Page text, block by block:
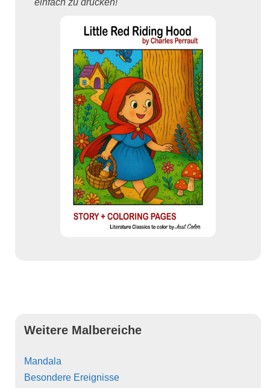
einfach zu drucken!"
Weitere Malbereiche
Mandala
Besondere Ereignisse